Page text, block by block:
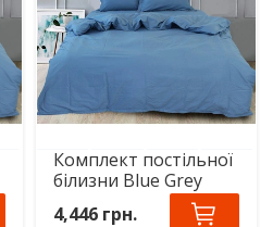
Комплект постільної
білизни Blue Grey
4,446 грн.